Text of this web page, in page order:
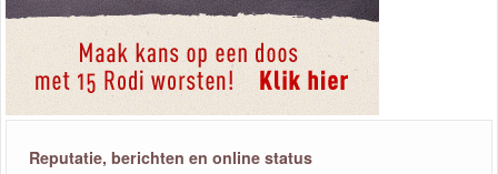
Reputatie, berichten en online status